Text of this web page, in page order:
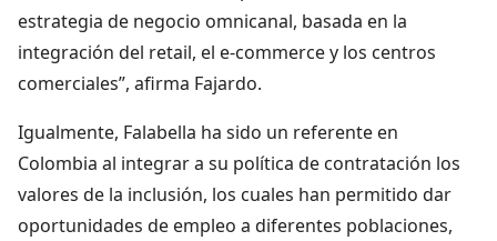
estrategia de negocio omnicanal, basada en la
integración del retail, el e-commerce y los centros
comerciales”, afirma Fajardo.
Igualmente, Falabella ha sido un referente en
Colombia al integrar a su política de contratación los
valores de la inclusión, los cuales han permitido dar
oportunidades de empleo a diferentes poblaciones,